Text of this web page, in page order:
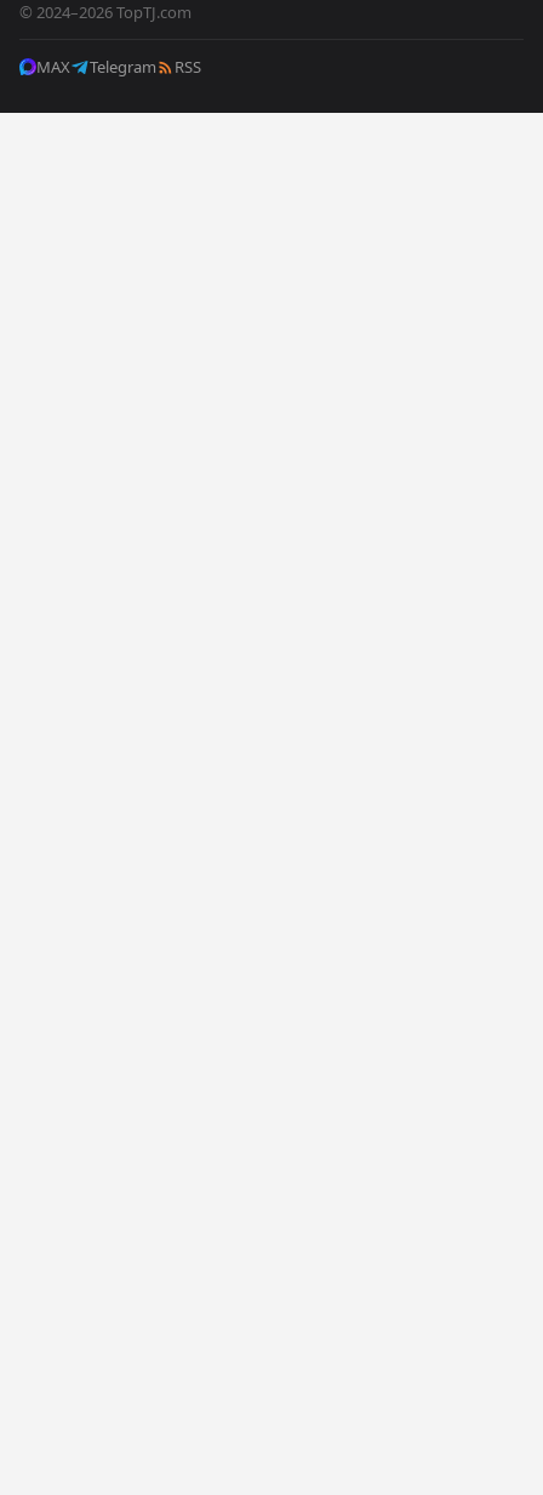
© 2024–2026 TopTJ.com
MAX Telegram RSS